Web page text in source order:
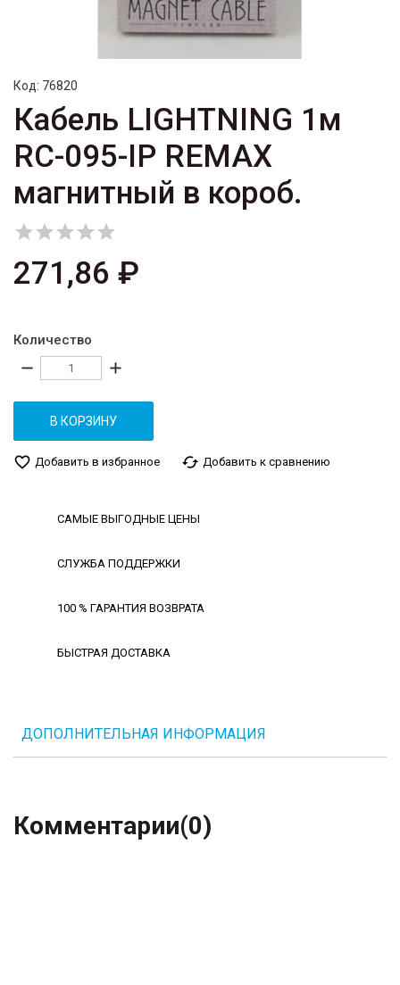
Код: 76820
Кабель LIGHTNING 1м
RC-095-IP REMAX
магнитный в короб.

271,86 ₽
Количество
remove add
В КОРЗИНУ
favorite_border Добавить в избранное cached Добавить к сравнению
САМЫЕ ВЫГОДНЫЕ ЦЕНЫ
СЛУЖБА ПОДДЕРЖКИ
100 % ГАРАНТИЯ ВОЗВРАТА
БЫСТРАЯ ДОСТАВКА
ДОПОЛНИТЕЛЬНАЯ ИНФОРМАЦИЯ
Комментарии(0)